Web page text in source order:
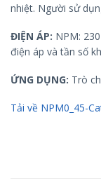
nhiệt. Người sử
ĐIỆN ÁP: NPM:
điện áp và tần số
ỨNG DỤNG: Trò
Tải về NPM0_45-